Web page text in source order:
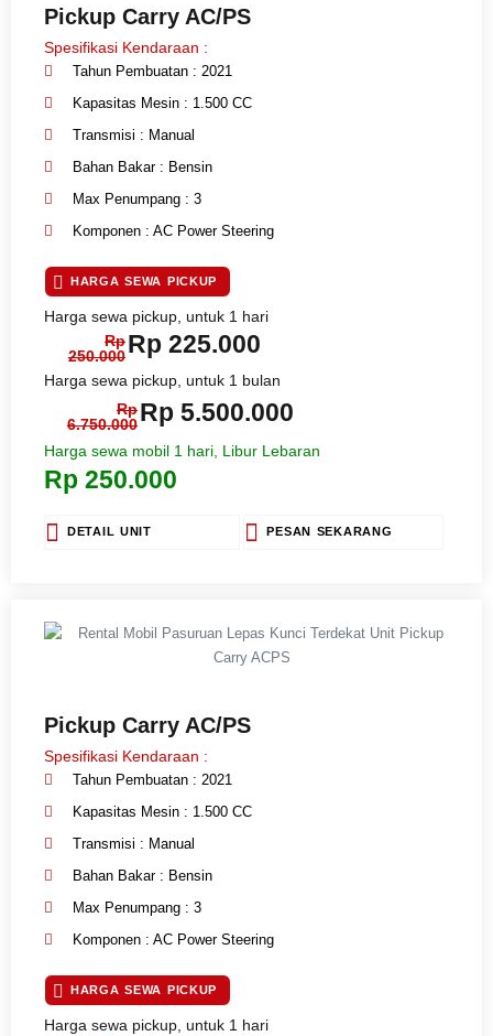
Pickup Carry AC/PS
Spesifikasi Kendaraan :
Tahun Pembuatan : 2021
Kapasitas Mesin : 1.500 CC
Transmisi : Manual
Bahan Bakar : Bensin
Max Penumpang : 3
Komponen : AC Power Steering
HARGA SEWA PICKUP
Harga sewa pickup, untuk 1 hari
Rp
250.000Rp 225.000
Harga sewa pickup, untuk 1 bulan
Rp
6.750.000Rp 5.500.000
Harga sewa mobil 1 hari, Libur Lebaran
Rp 250.000
DETAIL UNIT PESAN SEKARANG
Pickup Carry AC/PS
Spesifikasi Kendaraan :
Tahun Pembuatan : 2021
Kapasitas Mesin : 1.500 CC
Transmisi : Manual
Bahan Bakar : Bensin
Max Penumpang : 3
Komponen : AC Power Steering
HARGA SEWA PICKUP
Harga sewa pickup, untuk 1 hari